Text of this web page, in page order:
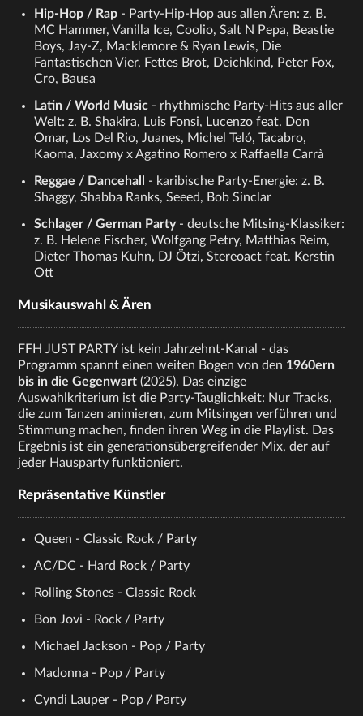
Hip-Hop / Rap - Party-Hip-Hop aus allen Ären: z. B.
MC Hammer, Vanilla Ice, Coolio, Salt N Pepa, Beastie
Boys, Jay-Z, Macklemore & Ryan Lewis, Die
Fantastischen Vier, Fettes Brot, Deichkind, Peter Fox,
Cro, Bausa
Latin / World Music - rhythmische Party-Hits aus aller
Welt: z. B. Shakira, Luis Fonsi, Lucenzo feat. Don
Omar, Los Del Rio, Juanes, Michel Teló, Tacabro,
Kaoma, Jaxomy x Agatino Romero x Raffaella Carrà
Reggae / Dancehall
- karibische Party-Energie: z. B.
Shaggy, Shabba Ranks, Seeed, Bob Sinclar
Schlager / German Party- deutsche Mitsing-Klassiker:
z. B. Helene Fischer, Wolfgang Petry, Matthias Reim,
Dieter Thomas Kuhn, DJ Ötzi, Stereoact feat. Kerstin
Ott
Musikauswahl & Ären
FFH JUST PARTY ist kein Jahrzehnt-Kanal - das
Programm spannt einen weiten Bogen von den 1960ern
bis in die Gegenwart (2025). Das einzige
Auswahlkriterium ist die Party-Tauglichkeit: Nur Tracks,
die zum Tanzen animieren, zum Mitsingen verführen und
Stimmung machen, finden ihren Weg in die Playlist. Das
Ergebnis ist ein generationsübergreifender Mix, der auf
jeder Hausparty funktioniert.
Repräsentative Künstler
Queen - Classic Rock / Party
AC/DC - Hard Rock / Party
Rolling Stones - Classic Rock
Bon Jovi - Rock / Party
Michael Jackson - Pop / Party
Madonna - Pop / Party
Cyndi Lauper - Pop / Party